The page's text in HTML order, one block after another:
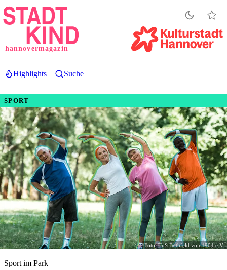
Direkt
zum
hannovermagazin
Highlights Suche
SPORT
Foto: TuS Bothfeld von 1904 e.V.
Sport im Park